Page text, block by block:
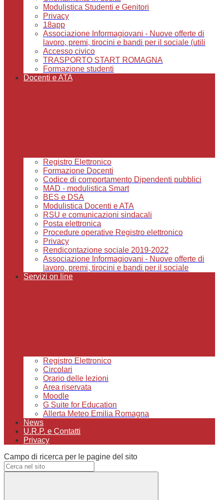
Modulistica Studenti e Genitori
Privacy
18app
Associazione Informagiovani - Nuove offerte di
lavoro, premi, tirocini e bandi per il sociale (utili
Accesso civico
TRASPORTO START ROMAGNA
Formazione studenti
Docenti e ATA
Registro Elettronico
Formazione Docenti
Codice di comportamento Dipendenti pubblici
MAD - modulistica Smart
BES e DSA
Modulistica Docenti e ATA
RSU e comunicazioni sindacali
Posta elettronica
Procedure operative Registro elettronico
Privacy
Rendicontazione sociale 2019-2022
Associazione Informagiovani - Nuove offerte di
lavoro, premi, tirocini e bandi per il sociale
Servizi on line
Registro Elettronico
Circolari
Orario delle lezioni
Area riservata
Moodle
G Suite for Education
Allerta Meteo Emilia Romagna
News
U.R.P. e Contatti
Privacy
Campo di ricerca per le pagine del sito